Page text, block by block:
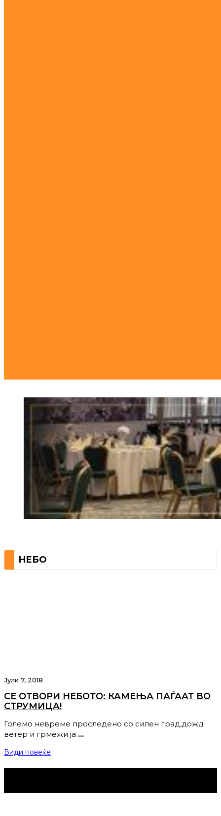
НЕБО
Јули 7, 2018
СЕ ОТВОРИ НЕБОТО: КАМЕЊА ПАЃААТ ВО
СТРУМИЦА!
Големо невреме проследено со силен град,дожд
ветер и грмежи ја …
Види повеќе